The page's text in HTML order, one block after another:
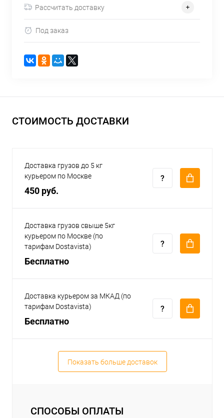
Рассчитать доставку
Под заказ
СТОИМОСТЬ ДОСТАВКИ
Доставка грузов до 5 кг
курьером по Москве
450 руб.
Доставка грузов свыше 5кг
курьером по Москве (по
тарифам Dostavista)
Бесплатно
Доставка курьером за МКАД (по
тарифам Dostavista)
Бесплатно
Показать больше доставок
СПОСОБЫ ОПЛАТЫ